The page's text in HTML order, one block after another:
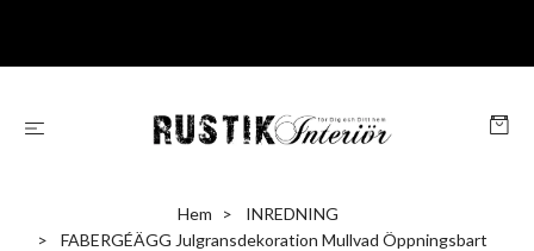
Hem
INREDNING
FABERGÉÄGG Julgransdekoration Mullvad Öppningsbart